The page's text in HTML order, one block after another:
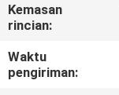
HUBUNGI
KAMI
Kemasan
rincian:
Waktu
pengiriman: